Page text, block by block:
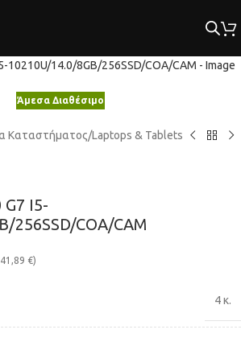
Άμεσα Διαθέσιμο
Καταστήματος/Laptops & Tablets
G7 I5-
256SSD/COA/CAM
€)
4 κ.